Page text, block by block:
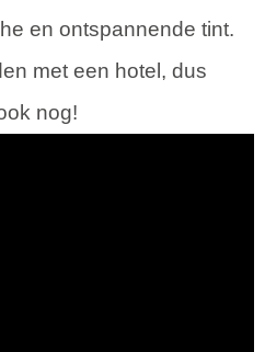
en ontspannende tint.
met een hotel, dus
nog!